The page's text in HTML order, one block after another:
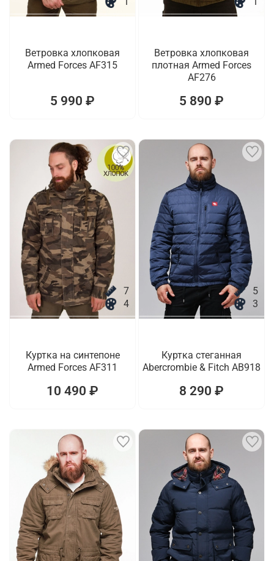
Ветровка хлопковая
Armed Forces AF315
5 990 ₽
Ветровка хлопковая
плотная Armed Forces
AF276
5 890 ₽
7
4
Куртка на синтепоне
Armed Forces AF311
10 490 ₽
5
3
Куртка стеганная
Abercrombie & Fitch AB918
8 290 ₽